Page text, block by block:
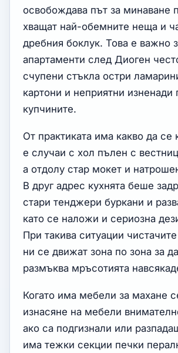
освобождава път за минаване
хващат най-обемните неща и
дребния боклук. Това е важно
апартаменти след Диоген
счупени стъкла остри
картони и неприятни изненади
купчините.
От практиката има какво да
е случаи с хол пълен с
а отдолу стар мокет и
В друг адрес кухнята беше
стари тенджери буркани и
като се наложи и сериозна
При такива ситуации
ни се движат зона по зона за
размъква мръсотията
Когато има мебели за махане
изнасяне на мебели
ако са подгизнали или
има тежки секции печки